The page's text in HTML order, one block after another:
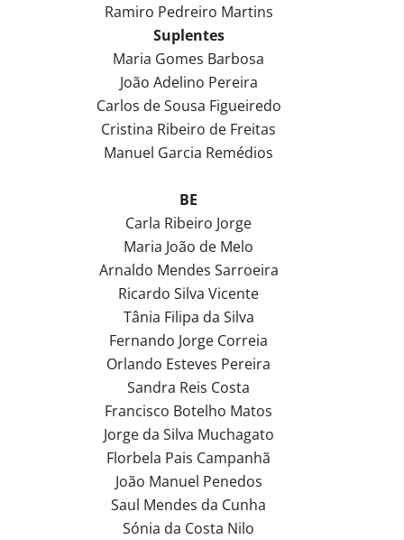
Ramiro Pedreiro Martins
Suplentes
Maria Gomes Barbosa
João Adelino Pereira
Carlos de Sousa Figueiredo
Cristina Ribeiro de Freitas
Manuel Garcia Remédios
BE
Carla Ribeiro Jorge
Maria João de Melo
Arnaldo Mendes Sarroeira
Ricardo Silva Vicente
Tânia Filipa da Silva
Fernando Jorge Correia
Orlando Esteves Pereira
Sandra Reis Costa
Francisco Botelho Matos
Jorge da Silva Muchagato
Florbela Pais Campanhã
João Manuel Penedos
Saul Mendes da Cunha
Sónia da Costa Nilo